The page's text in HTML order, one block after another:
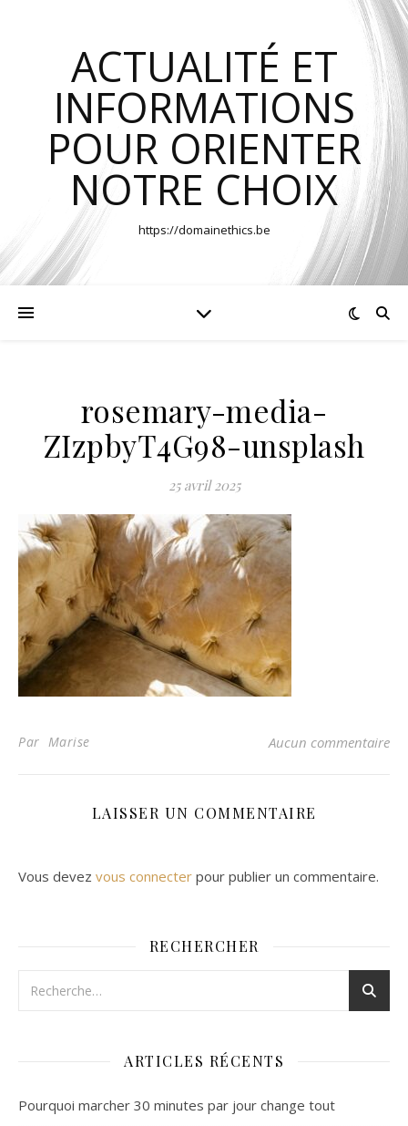
ACTUALITÉ ET
INFORMATIONS
POUR ORIENTER
NOTRE CHOIX
https://domainethics.be
rosemary-media-
ZIzpbyT4G98-unsplash
25 avril 2025
Par Marise Aucun commentaire
LAISSER UN COMMENTAIRE
Vous devez vous connecter pour publier un commentaire.
RECHERCHER
ARTICLES RÉCENTS
Pourquoi marcher 30 minutes par jour change tout